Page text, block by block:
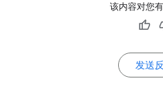
该内容对您
发送